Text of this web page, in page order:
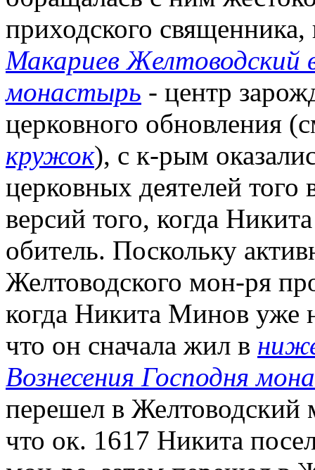
приходского
Макариев Желтоводский
монастырь - центр
церковного обновления
кружок), с к-рым
церковных деятелей
версий того, когда
обитель. Поскольку
Желтоводского мон-ря
когда Никита Минов уже
что он сначала жил в
Вознесения Господня
перешел в Желтоводский
что ок. 1617 Никита